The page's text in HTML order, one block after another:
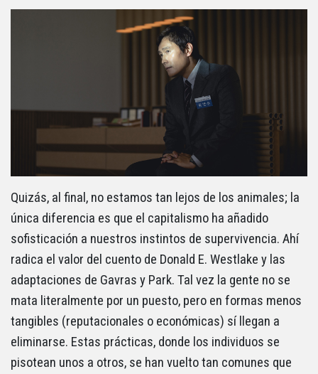
Quizás, al final, no estamos tan lejos de los animales; la
única diferencia es que el capitalismo ha añadido
sofisticación a nuestros instintos de supervivencia. Ahí
radica el valor del cuento de Donald E. Westlake y las
adaptaciones de Gavras y Park. Tal vez la gente no se
mata literalmente por un puesto, pero en formas menos
tangibles (reputacionales o económicas) sí llegan a
eliminarse. Estas prácticas, donde los individuos se
pisotean unos a otros, se han vuelto tan comunes que